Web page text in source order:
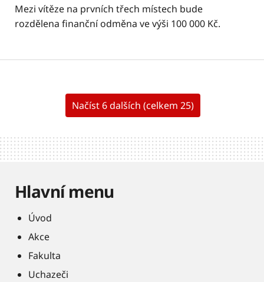
Mezi vítěze na prvních třech místech bude
rozdělena finanční odměna ve výši 100 000 Kč.
Načíst 6 dalších (celkem 25)
Hlavní menu
Úvod
Akce
Fakulta
Uchazeči